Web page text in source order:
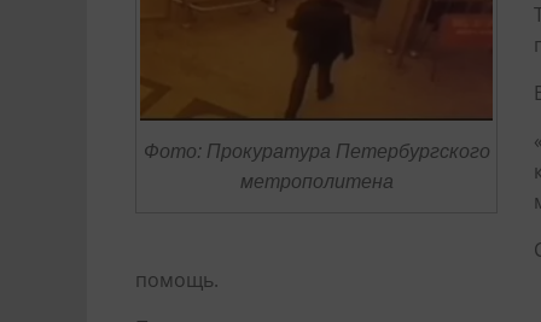
Фото: Прокуратура Петербургского
метрополитена
помощь.